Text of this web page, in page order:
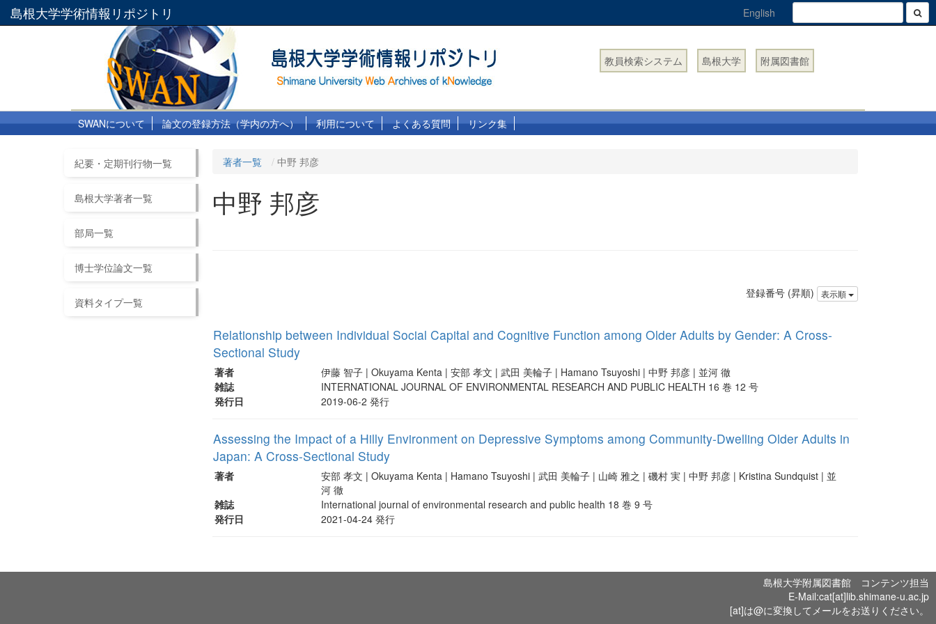
島根大学学術情報リポジトリ English
教員検索システム 島根大学 附属図書館
SWANについて 論文の登録方法（学内の方へ） 利用について よくある質問 リンク集
紀要・定期刊行物一覧
島根大学著者一覧
部局一覧
博士学位論文一覧
資料タイプ一覧
著者一覧 中野 邦彦
中野 邦彦
登録番号 (昇順) 表示順
Relationship between Individual Social Capital and Cognitive Function among Older Adults by Gender: A Cross-
Sectional Study
著者
伊藤 智子 | Okuyama Kenta | 安部 孝文 | 武田 美輪子 | Hamano Tsuyoshi | 中野 邦彦 | 並河 徹
雑誌
INTERNATIONAL JOURNAL OF ENVIRONMENTAL RESEARCH AND PUBLIC HEALTH 16 巻 12 号
発行日
2019-06-2 発行
Assessing the Impact of a Hilly Environment on Depressive Symptoms among Community-Dwelling Older Adults in
Japan: A Cross-Sectional Study
著者
安部 孝文 | Okuyama Kenta | Hamano Tsuyoshi | 武田 美輪子 | 山崎 雅之 | 磯村 実 | 中野 邦彦 | Kristina Sundquist | 並
河 徹
雑誌
International journal of environmental research and public health 18 巻 9 号
発行日
2021-04-24 発行
島根大学附属図書館 コンテンツ担当
E-Mail:cat[at]lib.shimane-u.ac.jp
[at]は@に変換してメールをお送りください。